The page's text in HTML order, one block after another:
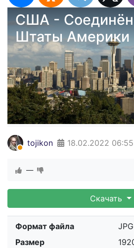
США -
Штаты Америки
tojikon 18.02.2022 06:55
—
Скачать
Формат файла
JPG
Размер